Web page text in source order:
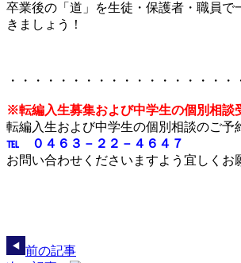
卒業後の「道」を生徒・保護者・職員で
きましょう！
・・・・・・・・・・・・・・・・・
※転編入生募集および中学生の個別相談
転編入生および中学生の個別相談のご予
℡ ０４６３－２２－４６４７
お問い合わせくださいますよう宜しくお
前の記事